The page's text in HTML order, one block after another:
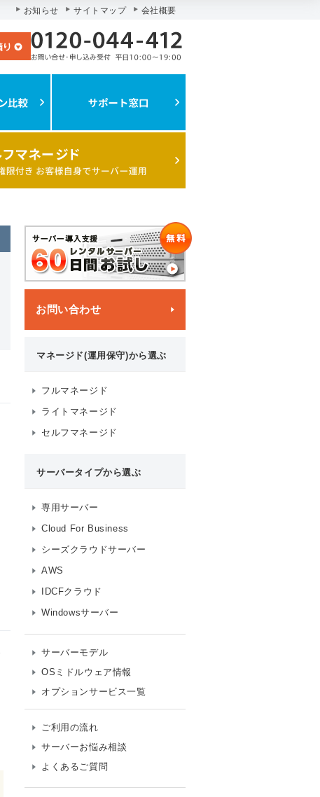
お知らせ サイトマップ 会社概要
お問い合わせ
マネージド(運用保守)から選ぶ
フルマネージド
ライトマネージド
セルフマネージド
サーバータイプから選ぶ
専用サーバー
Cloud For Business
シーズクラウドサーバー
AWS
IDCFクラウド
Windowsサーバー
サーバーモデル
OSミドルウェア情報
オプションサービス一覧
ご利用の流れ
サーバーお悩み相談
よくあるご質問